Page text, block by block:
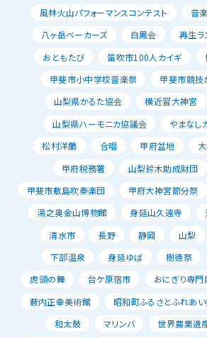
風林火山パフォーマンスコンテスト
音
八ヶ岳ベーカーズ
白鳳会 再生ラ
おともたび
笛吹市100人カイギ
甲斐市小中学校音楽祭
甲斐市競技
山梨県かるた協会
横近習大神宮
山梨県ハーモニカ協議会
やまなし
松村洋蘭
合唱 甲府盆地
甲府税務署
山梨鈴木助成財団
甲斐市敷島吹奏楽団
甲府大神宮節分祭
湯之奥金山博物館
身延山久遠寺
清水市
長野 静岡 山梨
下部温泉
身延ゆば 樹徳祭
虎頭の舞
台ケ原宿市 おにぎり専門
薮内正幸美術館
昭和町ふるさとふれあい
和太鼓
マリンバ
世界農業遺